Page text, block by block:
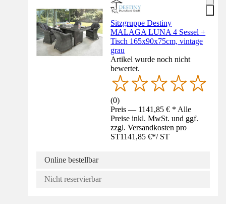
Sitzgruppe Destiny
MALAGA LUNA 4 Sessel +
Tisch 165x90x75cm, vintage
grau
Artikel wurde noch nicht
bewertet.
(0)
Preis — 1141,85 € * Alle
Preise inkl. MwSt. und ggf.
zzgl. Versandkosten pro
ST1141,85 €*/ ST
Online bestellbar
Nicht reservierbar